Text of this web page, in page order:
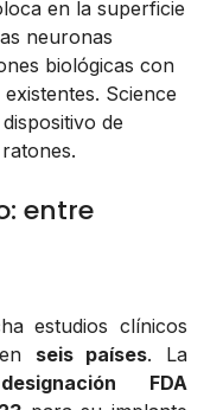
en la superficie
neuronas
biológicas con
Science
de
entre
estudios clínicos
seis países. La
designación FDA